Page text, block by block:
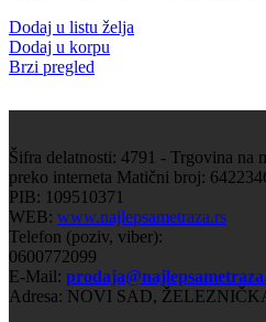
Dodaj u listu želja
Dodaj u korpu
Brzi pregled
Šifra delatnosti: 4791 - Trgovina na
preko interneta Matični broj:
PIB: 109510371
WEB: www.najlepsametraza.rs
Telefon (poziv, viber):
0600772099
E-Mail:
Adresa: NOVI SAD,